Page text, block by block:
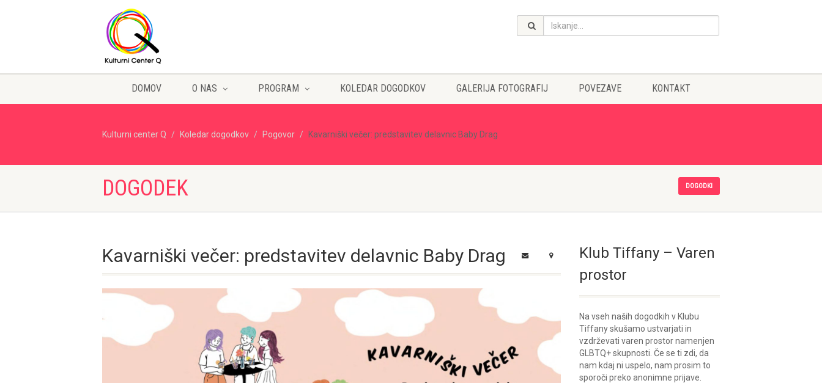
DOMOV O NAS PROGRAM KOLEDAR DOGODKOV GALERIJA FOTOGRAFIJ POVEZAVE KONTAKT
Kulturni center Q Koledar dogodkov Pogovor Kavarniški večer: predstavitev delavnic Baby Drag
DOGODEK DOGODKI
Kavarniški večer: predstavitev delavnic Baby Drag
Klub Tiffany – Varen
prostor
Na vseh naših dogodkih v Klubu
Tiffany skušamo ustvarjati in
vzdrževati varen prostor namenjen
GLBTQ+ skupnosti. Če se ti zdi, da
nam kdaj ni uspelo, nam prosim to
sporoči preko anonimne prijave.